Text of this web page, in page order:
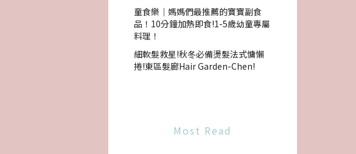
童食樂｜媽媽們最推薦的寶寶副食
品！10分鐘加熱即食!1-5歲幼童專屬
料理！
細軟髮救星!秋冬必備燙髮法式慵懶
捲!東區髮廊Hair Garden-Chen!
Most Read